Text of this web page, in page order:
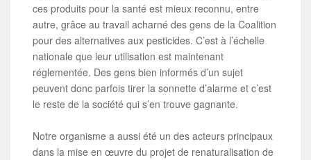
ces produits pour la santé est mieux reconnu, entre
autre, grâce au travail acharné des gens de la Coalition
pour des alternatives aux pesticides. C’est à l’échelle
nationale que leur utilisation est maintenant
réglementée. Des gens bien informés d’un sujet
peuvent donc parfois tirer la sonnette d’alarme et c’est
le reste de la société qui s’en trouve gagnante.
Notre organisme a aussi été un des acteurs principaux
dans la mise en œuvre du projet de renaturalisation de